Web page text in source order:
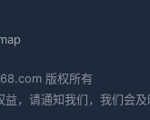
版权所有
，请通知我们，我们会